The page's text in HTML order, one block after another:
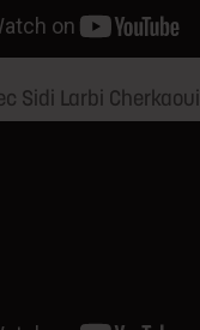
Sidi Larbi Cherkaoui